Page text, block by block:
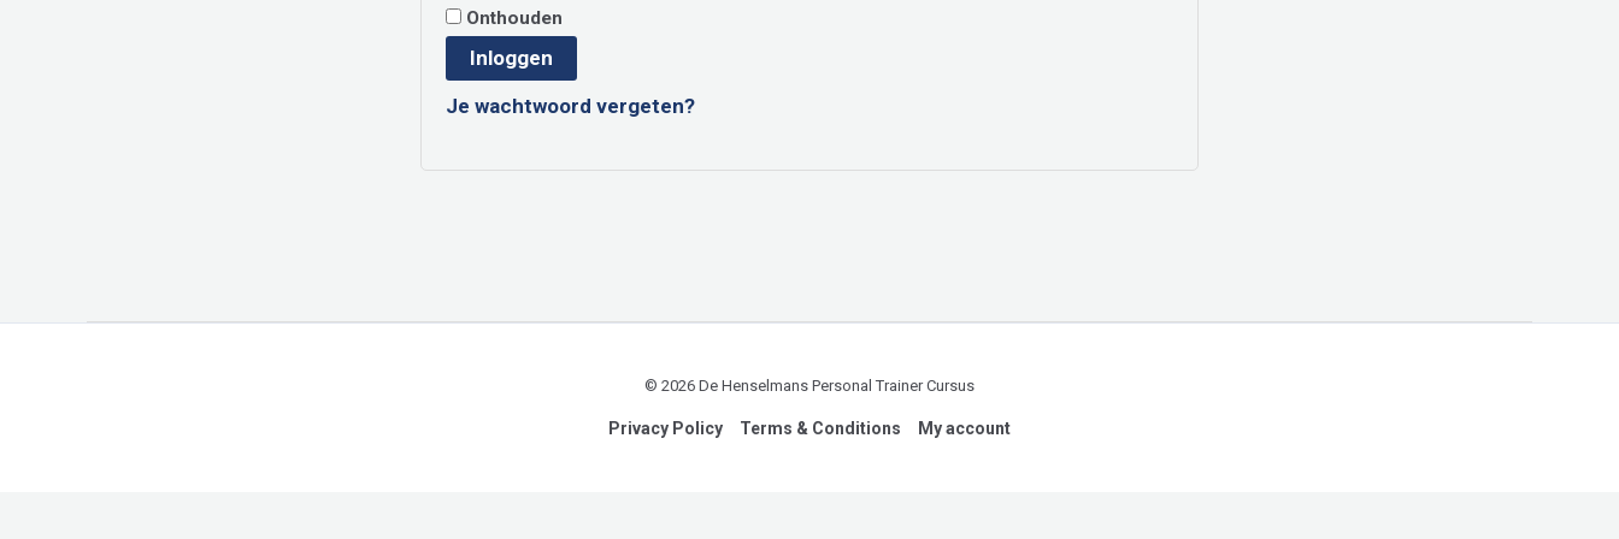
Onthouden
Inloggen
Je wachtwoord vergeten?
© 2026 De Henselmans Personal Trainer Cursus
Privacy Policy Terms & Conditions My account